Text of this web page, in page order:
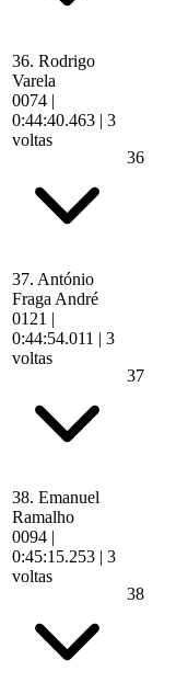
36. Rodrigo
Varela
0074 |
0:44:40.463 | 3
voltas
36
37. António
Fraga André
0121 |
0:44:54.011 | 3
voltas
37
38. Emanuel
Ramalho
0094 |
0:45:15.253 | 3
voltas
38